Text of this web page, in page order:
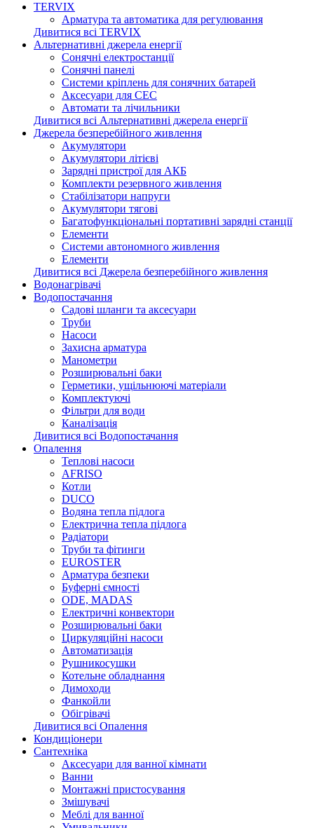
TERVIX
Арматура та автоматика для регулювання
Дивитися всі TERVIX
Альтернативні джерела енергії
Сонячні електростанції
Сонячні панелі
Системи кріплень для сонячних батарей
Аксесуари для СЕС
Автомати та лічильники
Дивитися всі Альтернативні джерела енергії
Джерела безперебійного живлення
Акумулятори
Акумулятори літієві
Зарядні пристрої для АКБ
Комплекти резервного живлення
Стабілізатори напруги
Акумулятори тягові
Багатофункціональні портативні зарядні станції
Елементи
Системи автономного живлення
Елементи
Дивитися всі Джерела безперебійного живлення
Водонагрівачі
Водопостачання
Садові шланги та аксесуари
Труби
Насоси
Захисна арматура
Манометри
Розширювальні баки
Герметики, ущільнюючі матеріали
Комплектуючі
Фільтри для води
Каналізація
Дивитися всі Водопостачання
Опалення
Теплові насоси
AFRISO
Котли
DUCO
Водяна тепла підлога
Електрична тепла підлога
Радіатори
Труби та фітинги
EUROSTER
Арматура безпеки
Буферні ємності
ODE, MADAS
Електричні конвектори
Розширювальні баки
Циркуляційні насоси
Автоматизація
Рушникосушки
Котельне обладнання
Димоходи
Фанкойли
Обігрівачі
Дивитися всі Опалення
Кондиціонери
Сантехніка
Аксесуари для ванної кімнати
Ванни
Монтажні пристосування
Змішувачі
Меблі для ванної